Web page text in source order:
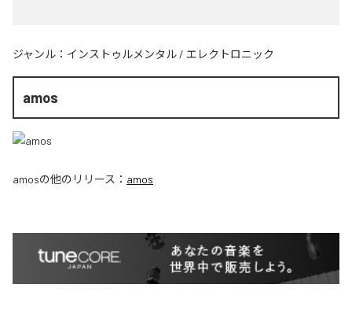
ジャンル： インストゥルメンタル / エレクトロニック
amos
amosの他のリリース： amos